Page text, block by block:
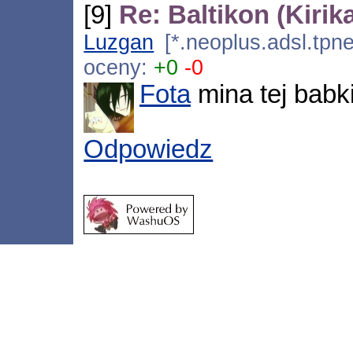
[9] Re: Baltikon
Luzgan
oceny: +0 -0
Fotamina tej
Odpowiedz